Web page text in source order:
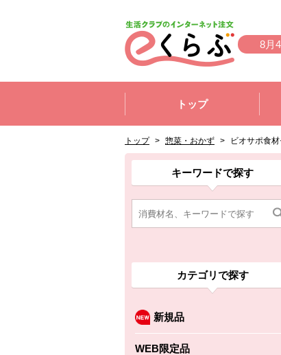
8月
トップ
トップ > 惣菜・おかず > ビオサポ食材
ここから消費材検索メニューで
キーワードで探す
カテゴリで探す
新規品
WEB限定品
消費材検索メニューここまで。
ここから本文です。
ここから組合員向けメニューで
組合員向けメニューここまで。
ここから本文です。